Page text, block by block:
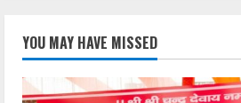
YOU MAY HAVE MISSED